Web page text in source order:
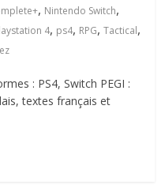
, Nintendo Switch,
4, ps4, RPG,Tactical,
: PS4, Switch PEGI :
textes français et